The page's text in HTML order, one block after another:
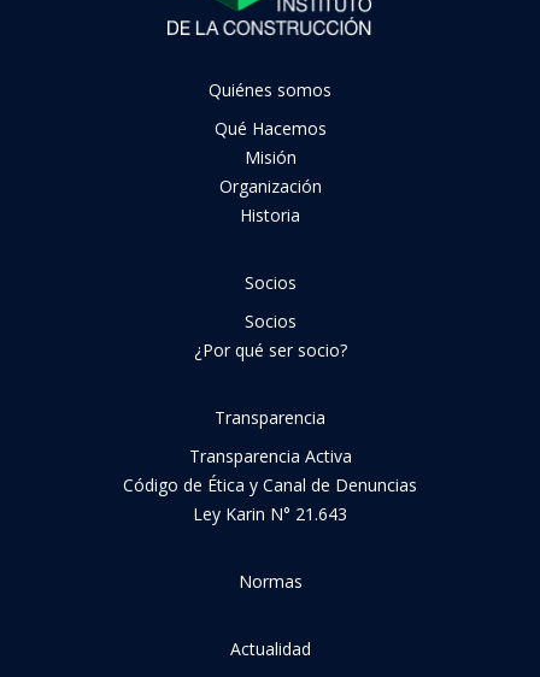
Quiénes somos
Qué Hacemos
Misión
Organización
Historia
Socios
Socios
¿Por qué ser socio?
Transparencia
Transparencia Activa
Código de Ética y Canal de Denuncias
Ley Karin N° 21.643
Normas
Actualidad